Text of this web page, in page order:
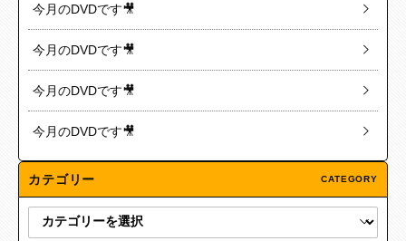
今月のDVDです🎥
今月のDVDです🎥
今月のDVDです🎥
今月のDVDです🎥
カテゴリー CATEGORY